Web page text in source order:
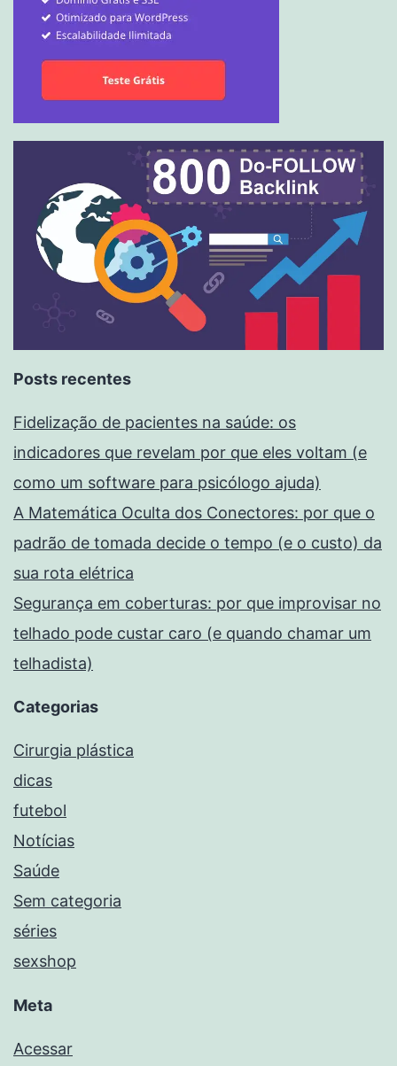
Posts recentes
Fidelização de pacientes na saúde: os
indicadores que revelam por que eles voltam (e
como um software para psicólogo ajuda)
A Matemática Oculta dos Conectores: por que o
padrão de tomada decide o tempo (e o custo) da
sua rota elétrica
Segurança em coberturas: por que improvisar no
telhado pode custar caro (e quando chamar um
telhadista)
Categorias
Cirurgia plástica
dicas
futebol
Notícias
Saúde
Sem categoria
séries
sexshop
Meta
Acessar